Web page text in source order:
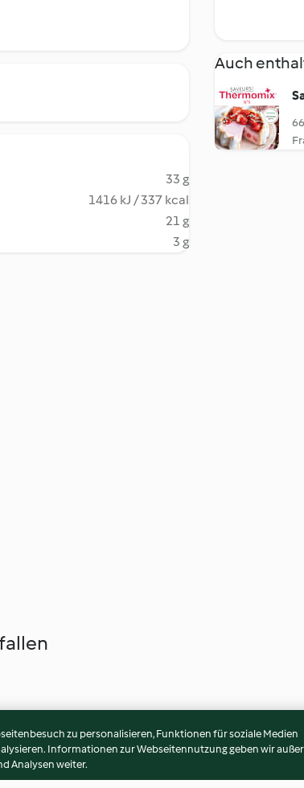
33 g
1416 kJ / 337 kcal
21 g
3 g
Auch
zu personalisieren, Funktionen für soziale Medien
Informationen zur Webseitennutzung geben wir
Analysen weiter.